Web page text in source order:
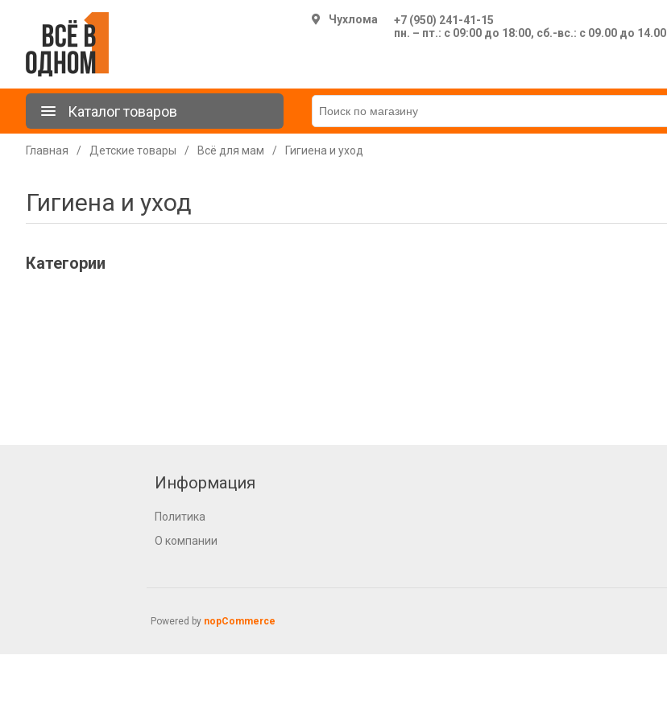
Чухлома
+7 (950) 241-41-15
пн. – пт.: с 09:00 до 18:00, сб.-вс.: с 09.00 до 14.00
Каталог товаров
Главная / Детские товары / Всё для мам / Гигиена и уход
Гигиена и уход
Категории
Информация
Политика
О компании
Powered by nopCommerce